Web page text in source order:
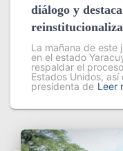
diálogo y
La mañana de este
en el estado
respaldar el
Estados Unidos,
presidenta de Leer